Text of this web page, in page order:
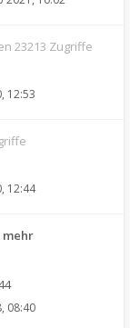
23213 Zugriffe
12:53
12:44
mehr
08:40